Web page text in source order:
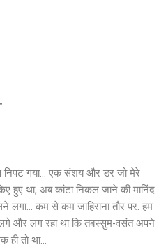
”
निपट गया… एक संशय और डर जो मेरे
हुए था, अब कांटा निकल जाने की मानिंद
कम से कम जाहिराना तौर पर. हम
लगे और लग रहा था कि तबस्सुम-वसंत अपने
ही तो था…